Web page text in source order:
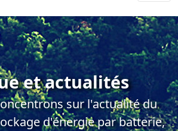
et actualités
sur l'actualité du
d'énergie par batterie,